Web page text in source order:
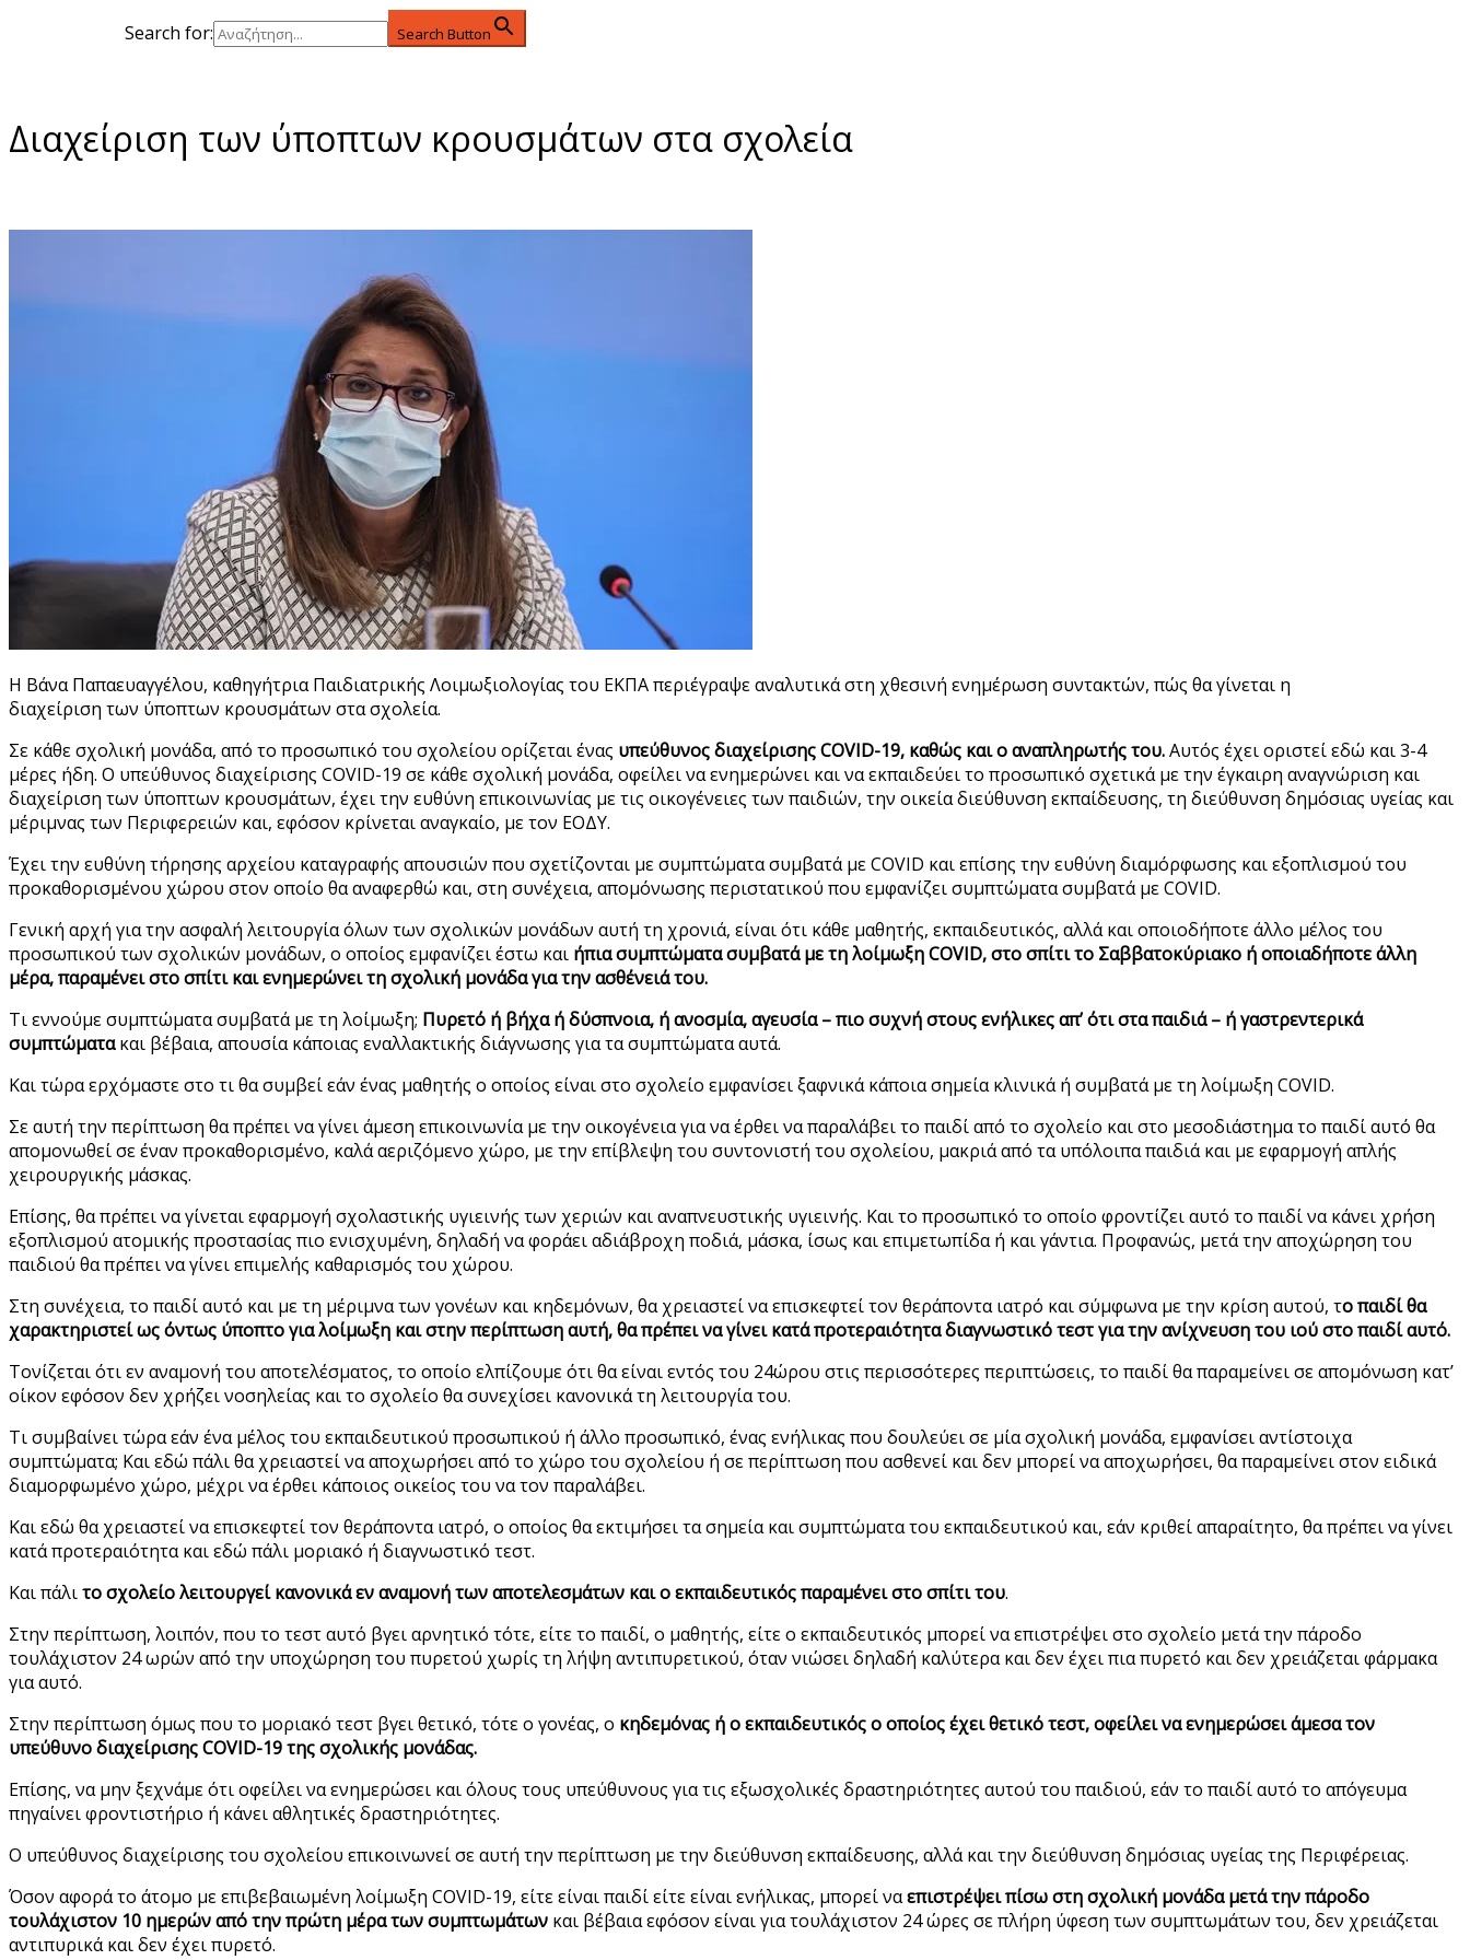
Search for: Search Button
Διαχείριση των ύποπτων κρουσμάτων στα σχολεία
H Βάνα Παπαευαγγέλου, καθηγήτρια Παιδιατρικής Λοιμωξιολογίας του ΕΚΠΑ περιέγραψε αναλυτικά στη χθεσινή ενημέρωση συντακτών, πώς θα γίνεται η
διαχείριση των ύποπτων κρουσμάτων στα σχολεία.
Σε κάθε σχολική μονάδα, από το προσωπικό του σχολείου ορίζεται ένας υπεύθυνος διαχείρισης COVID-19, καθώς και ο αναπληρωτής του.Αυτός έχει οριστεί εδώ και 3-4
μέρες ήδη. Ο υπεύθυνος διαχείρισης COVID-19 σε κάθε σχολική μονάδα, οφείλει να ενημερώνει και να εκπαιδεύει το προσωπικό σχετικά με την έγκαιρη αναγνώριση και
διαχείριση των ύποπτων κρουσμάτων, έχει την ευθύνη επικοινωνίας με τις οικογένειες των παιδιών, την οικεία διεύθυνση εκπαίδευσης, τη διεύθυνση δημόσιας υγείας και
μέριμνας των Περιφερειών και, εφόσον κρίνεται αναγκαίο, με τον ΕΟΔΥ.
Έχει την ευθύνη τήρησης αρχείου καταγραφής απουσιών που σχετίζονται με συμπτώματα συμβατά με COVID και επίσης την ευθύνη διαμόρφωσης και εξοπλισμού του
προκαθορισμένου χώρου στον οποίο θα αναφερθώ και, στη συνέχεια, απομόνωσης περιστατικού που εμφανίζει συμπτώματα συμβατά με COVID.
Γενική αρχή για την ασφαλή λειτουργία όλων των σχολικών μονάδων αυτή τη χρονιά, είναι ότι κάθε μαθητής, εκπαιδευτικός, αλλά και οποιοδήποτε άλλο μέλος του
προσωπικού των σχολικών μονάδων, ο οποίος εμφανίζει έστω και ήπια συμπτώματα συμβατά με τη λοίμωξη COVID, στο σπίτι το Σαββατοκύριακο ή οποιαδήποτε άλλη
μέρα, παραμένει στο σπίτι και ενημερώνει τη σχολική μονάδα για την ασθένειά του.
Τι εννούμε συμπτώματα συμβατά με τη λοίμωξη; Πυρετό ή βήχα ή δύσπνοια, ή ανοσμία, αγευσία – πιο συχνή στους ενήλικες απ’ ότι στα παιδιά – ή γαστρεντερικά
συμπτώματακαι βέβαια, απουσία κάποιας εναλλακτικής διάγνωσης για τα συμπτώματα αυτά.
Και τώρα ερχόμαστε στο τι θα συμβεί εάν ένας μαθητής ο οποίος είναι στο σχολείο εμφανίσει ξαφνικά κάποια σημεία κλινικά ή συμβατά με τη λοίμωξη COVID.
Σε αυτή την περίπτωση θα πρέπει να γίνει άμεση επικοινωνία με την οικογένεια για να έρθει να παραλάβει το παιδί από το σχολείο και στο μεσοδιάστημα το παιδί αυτό θα
απομονωθεί σε έναν προκαθορισμένο, καλά αεριζόμενο χώρο, με την επίβλεψη του συντονιστή του σχολείου, μακριά από τα υπόλοιπα παιδιά και με εφαρμογή απλής
χειρουργικής μάσκας.
Επίσης, θα πρέπει να γίνεται εφαρμογή σχολαστικής υγιεινής των χεριών και αναπνευστικής υγιεινής. Και το προσωπικό το οποίο φροντίζει αυτό το παιδί να κάνει χρήση
εξοπλισμού ατομικής προστασίας πιο ενισχυμένη, δηλαδή να φοράει αδιάβροχη ποδιά, μάσκα, ίσως και επιμετωπίδα ή και γάντια. Προφανώς, μετά την αποχώρηση του
παιδιού θα πρέπει να γίνει επιμελής καθαρισμός του χώρου.
Στη συνέχεια, το παιδί αυτό και με τη μέριμνα των γονέων και κηδεμόνων, θα χρειαστεί να επισκεφτεί τον θεράποντα ιατρό και σύμφωνα με την κρίση αυτού, το παιδί θα
χαρακτηριστεί ως όντως ύποπτο για λοίμωξη και στην περίπτωση αυτή, θα πρέπει να γίνει κατά προτεραιότητα διαγνωστικό τεστ για την ανίχνευση του ιού στο παιδί αυτό.
Τονίζεται ότι εν αναμονή του αποτελέσματος, το οποίο ελπίζουμε ότι θα είναι εντός του 24ώρου στις περισσότερες περιπτώσεις, το παιδί θα παραμείνει σε απομόνωση κατ’
οίκον εφόσον δεν χρήζει νοσηλείας και το σχολείο θα συνεχίσει κανονικά τη λειτουργία του.
Τι συμβαίνει τώρα εάν ένα μέλος του εκπαιδευτικού προσωπικού ή άλλο προσωπικό, ένας ενήλικας που δουλεύει σε μία σχολική μονάδα, εμφανίσει αντίστοιχα
συμπτώματα; Και εδώ πάλι θα χρειαστεί να αποχωρήσει από το χώρο του σχολείου ή σε περίπτωση που ασθενεί και δεν μπορεί να αποχωρήσει, θα παραμείνει στον ειδικά
διαμορφωμένο χώρο, μέχρι να έρθει κάποιος οικείος του να τον παραλάβει.
Και εδώ θα χρειαστεί να επισκεφτεί τον θεράποντα ιατρό, ο οποίος θα εκτιμήσει τα σημεία και συμπτώματα του εκπαιδευτικού και, εάν κριθεί απαραίτητο, θα πρέπει να γίνει
κατά προτεραιότητα και εδώ πάλι μοριακό ή διαγνωστικό τεστ.
Και πάλιτο σχολείο λειτουργεί κανονικά εν αναμονή των αποτελεσμάτων και ο εκπαιδευτικός παραμένει στο σπίτι του.
Στην περίπτωση, λοιπόν, που το τεστ αυτό βγει αρνητικό τότε, είτε το παιδί, ο μαθητής, είτε ο εκπαιδευτικός μπορεί να επιστρέψει στο σχολείο μετά την πάροδο
τουλάχιστον 24 ωρών από την υποχώρηση του πυρετού χωρίς τη λήψη αντιπυρετικού, όταν νιώσει δηλαδή καλύτερα και δεν έχει πια πυρετό και δεν χρειάζεται φάρμακα
για αυτό.
Στην περίπτωση όμως που το μοριακό τεστ βγει θετικό, τότε ο γονέας, ο κηδεμόνας ή ο εκπαιδευτικός ο οποίος έχει θετικό τεστ, οφείλει να ενημερώσει άμεσα τον
υπεύθυνο διαχείρισης COVID-19 της σχολικής μονάδας.
Επίσης, να μην ξεχνάμε ότι οφείλει να ενημερώσει και όλους τους υπεύθυνους για τις εξωσχολικές δραστηριότητες αυτού του παιδιού, εάν το παιδί αυτό το απόγευμα
πηγαίνει φροντιστήριο ή κάνει αθλητικές δραστηριότητες.
Ο υπεύθυνος διαχείρισης του σχολείου επικοινωνεί σε αυτή την περίπτωση με την διεύθυνση εκπαίδευσης, αλλά και την διεύθυνση δημόσιας υγείας της Περιφέρειας.
Όσον αφορά το άτομο με επιβεβαιωμένη λοίμωξη COVID-19, είτε είναι παιδί είτε είναι ενήλικας, μπορεί ναεπιστρέψει πίσω στη σχολική μονάδα μετά την πάροδο
τουλάχιστον 10 ημερών από την πρώτη μέρα των συμπτωμάτων και βέβαια εφόσον είναι για τουλάχιστον 24 ώρες σε πλήρη ύφεση των συμπτωμάτων του, δεν χρειάζεται
αντιπυρικά και δεν έχει πυρετό.